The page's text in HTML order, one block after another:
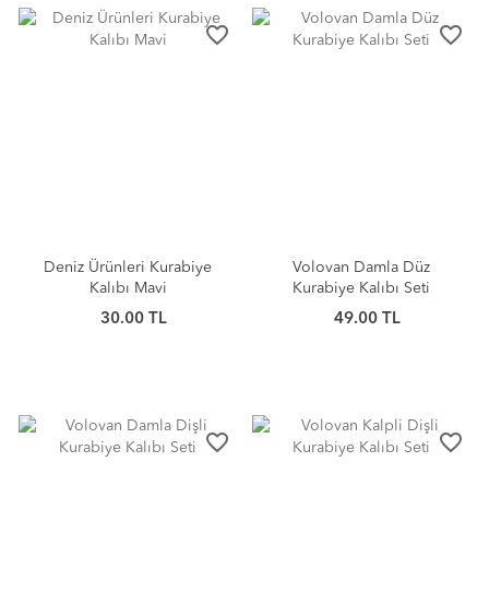
favorite_border
Deniz Ürünleri Kurabiye
Kalıbı Mavi
30.00 TL
favorite_border
Volovan Damla Düz
Kurabiye Kalıbı Seti
49.00 TL
favorite_border favorite_border